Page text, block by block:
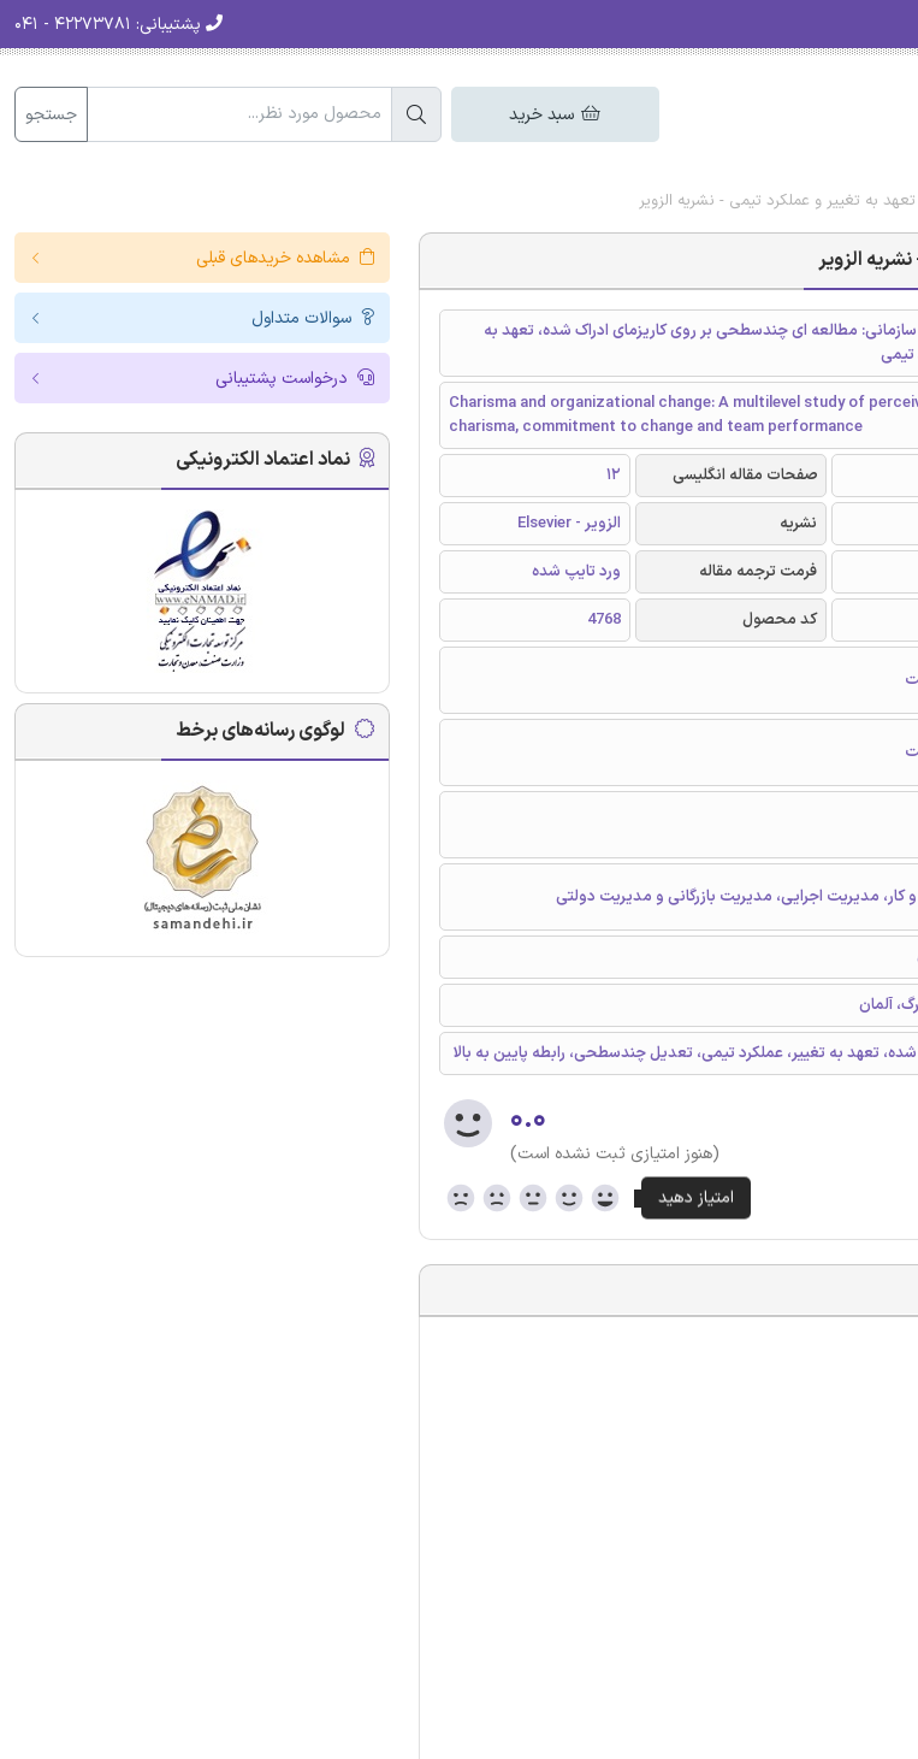
پشتیبانی:
سبد خرید جستجو
به تغییر و عملکرد تیمی - نشریه الزویر
الزویر
سازمانی: مطالعه ای چندسطحی بر روی کاریزمای ادراک شده، تعهد به
تیمی
Charisma and organizational change: A multilevel study of
charisma, commitment to change and team performance
صفحات مقاله انگلیسی
12
نشریه
الزویر - Elsevier
فرمت ترجمه مقاله
ورد تایپ شده
کد محصول
4768
مدیریت اجرایی، مدیریت بازرگانی و مدیریت دولتی
آلمان
شده، تعهد به تغییر، عملکرد تیمی، تعدیل چندسطحی، رابطه پایین به بالا
۰.۰
(هنوز امتیازی ثبت نشده است)
مشاهده خریدهای قبلی
سوالات متداول
درخواست پشتیبانی
نماد اعتماد الکترونیکی
لوگوی رسانه‌های برخط